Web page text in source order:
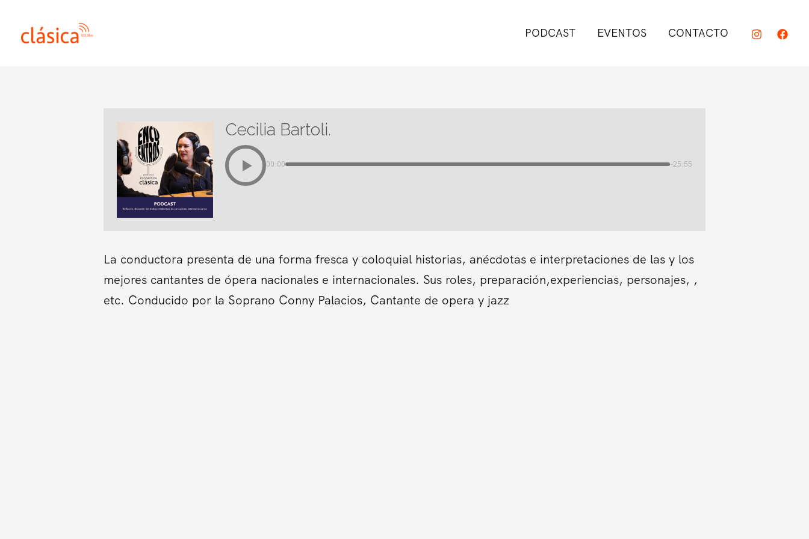
contenido
PODCAST EVENTOS CONTACTO
Cecilia Bartoli.
00:00 -25:55
La conductora presenta de una forma fresca y coloquial historias, anécdotas e interpretaciones de las y los
mejores cantantes de ópera nacionales e internacionales. Sus roles, preparación,experiencias, personajes, ,
etc. Conducido por la Soprano Conny Palacios, Cantante de opera y jazz